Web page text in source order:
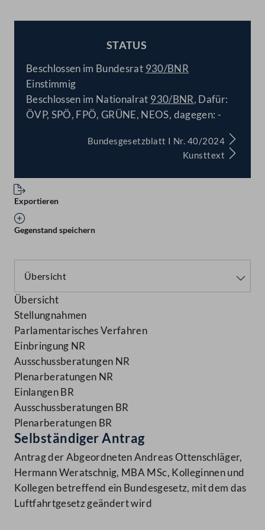
STATUS
Beschlossen im Bundesrat 930/BNR
Einstimmig
Beschlossen im Nationalrat 930/BNR, Dafür:
ÖVP, SPÖ, FPÖ, GRÜNE, NEOS, dagegen: -
Bundesgesetzblatt I Nr. 40/2024
Kunsttext
Exportieren
Gegenstand speichern
Übersicht
Stellungnahmen
Parlamentarisches Verfahren
Einbringung NR
Ausschussberatungen NR
Plenarberatungen NR
Einlangen BR
Ausschussberatungen BR
Plenarberatungen BR
Selbständiger Antrag
Antrag der Abgeordneten Andreas Ottenschläger,
Hermann Weratschnig, MBA MSc, Kolleginnen und
Kollegen betreffend ein Bundesgesetz, mit dem das
Luftfahrtgesetz geändert wird